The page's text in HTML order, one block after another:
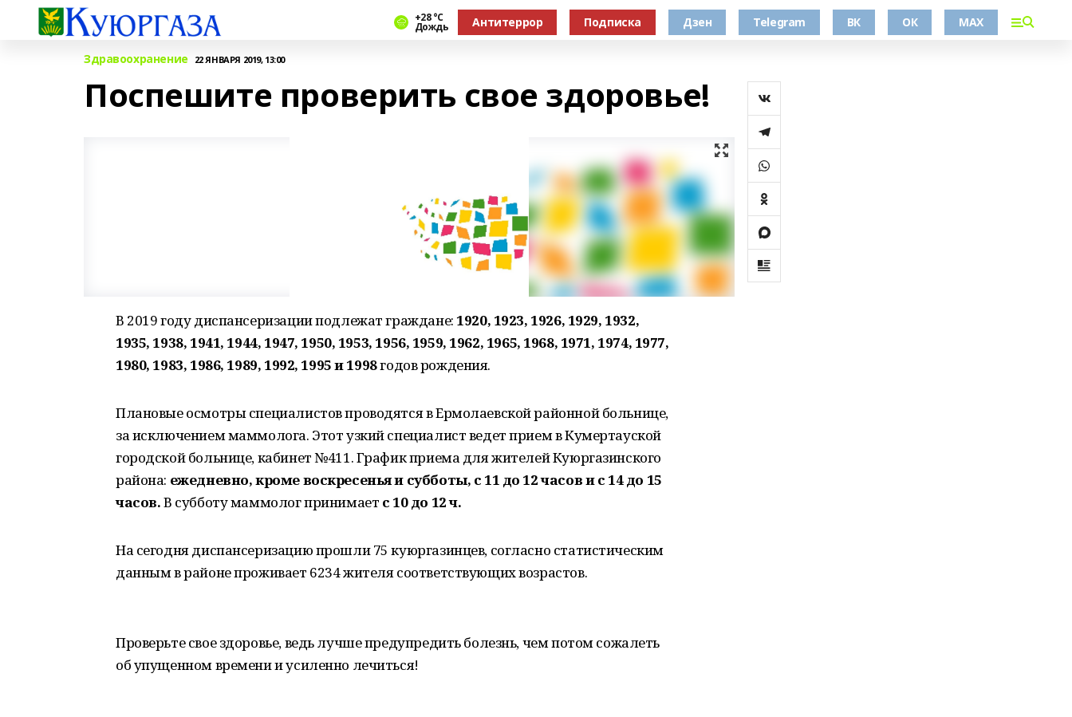
+28 °С
Дождь Антитеррор Подписка Дзен Telegram ВК ОК MAX
Здравоохранение 22 ЯНВАРЯ 2019, 13:00
Поспешите проверить свое здоровье!
В 2019 году диспансеризации подлежат граждане: 1920, 1923, 1926, 1929, 1932,
1935, 1938, 1941, 1944, 1947, 1950, 1953, 1956, 1959, 1962, 1965, 1968, 1971, 1974, 1977,
1980, 1983, 1986, 1989, 1992, 1995 и 1998годов рождения.
Плановые осмотры специалистов проводятся в Ермолаевской районной больнице,
за исключением маммолога. Этот узкий специалист ведет прием в Кумертауской
городской больнице, кабинет №411. График приема для жителей Куюргазинского
района: ежедневно, кроме воскресенья и субботы, с 11 до 12 часов и с 14 до 15
часов.В субботу маммолог принимает с 10 до 12 ч.
На сегодня диспансеризацию прошли 75 куюргазинцев, согласно статистическим
данным в районе проживает 6234 жителя соответствующих возрастов.
Проверьте свое здоровье, ведь лучше предупредить болезнь, чем потом сожалеть
об упущенном времени и усиленно лечиться!